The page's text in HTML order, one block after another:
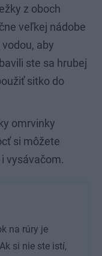
z oboch
veľkej nádobe
aby
ste sa hrubej
sitko do
omrvinky
si môžete
vysávačom.
na rúry je
si nie ste istí,